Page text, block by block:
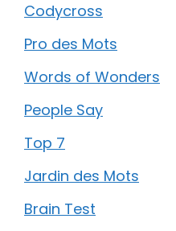
Codycross
Pro des Mots
Words of Wonders
People Say
Top 7
Jardin des Mots
Brain Test